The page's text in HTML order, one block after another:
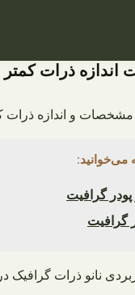
اندازه ذرات کمتر از
مختلف دارای کاربرد های بسیار ویژه می باشد. تولید این محصول با روش های متفاوتی
می‌خوانید:
پودر گرافیت
گرافیت
نانو ذرات